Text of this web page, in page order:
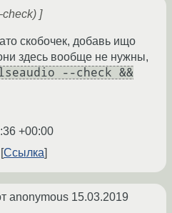
]
скобочек, добавь ищо
здесь вообще не нужны,
--check &&
+00:00
Ссылка
anonymous 15.03.2019